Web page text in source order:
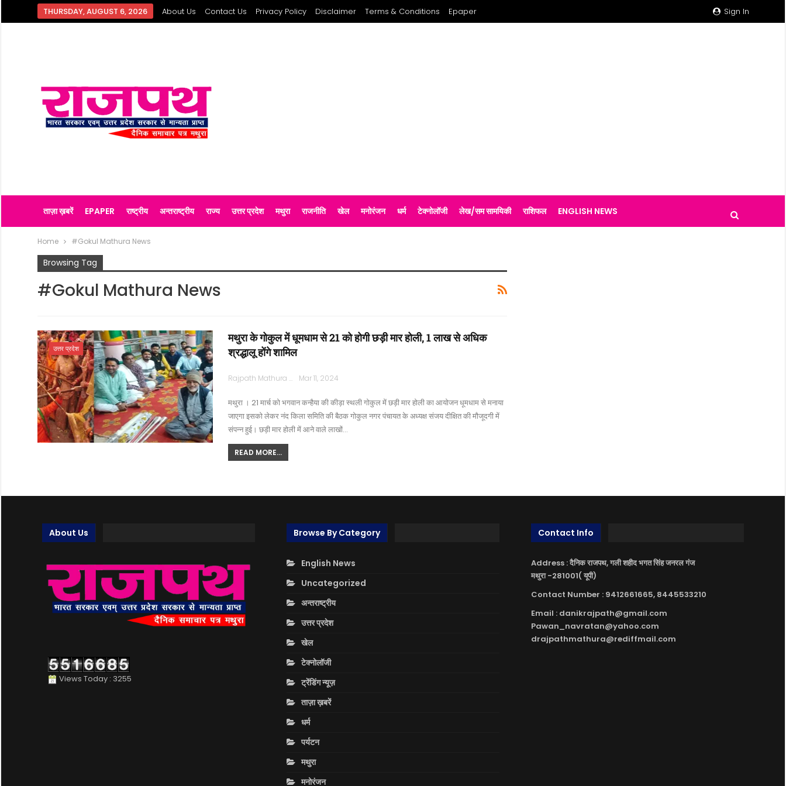
Sign In
THURSDAY, AUGUST 6, 2026 About Us Contact Us Privacy Policy Disclaimer Terms & Conditions Epaper
ताज़ा ख़बरें EPAPER राष्ट्रीय अन्तराष्ट्रीय राज्य उत्तर प्रदेश मथुरा राजनीति खेल मनोरंजन धर्म टेक्नोलॉजी लेख/सम सामयिकी राशिफल ENGLISH NEWS
Home #Gokul Mathura News
Browsing Tag
#Gokul Mathura News
उत्तर प्रदेश
मथुरा के गोकुल में धूमधाम से 21 को होगी छड़ी मार होली, 1 लाख से अधिक
श्रद्धालू होंगे शामिल
Rajpath Mathura Mar 11, 2024
मथुरा । 21 मार्च को भगवान कन्हैया की कीड़ा स्थली गोकुल में छड़ी मार होली का आयोजन धूमधाम से मनाया
जाएगा इसको लेकर नंद किला समिति की बैठक गोकुल नगर पंचायत के अध्यक्ष संजय दीक्षित की मौजूदगी में
संपन्न हुई। छड़ी मार होली में आने वाले लाखों…
READ MORE...
About Us
Views Today : 3255
Browse By Category
English News
Uncategorized
अन्तराष्ट्रीय
उत्तर प्रदेश
खेल
टेक्नोलॉजी
ट्रेंडिंग न्यूज़
ताज़ा ख़बरें
धर्म
पर्यटन
मथुरा
मनोरंजन
Contact Info
Address : दैनिक राजपथ, गली शहीद भगत सिंह जनरल गंज
मथुरा -281001( यूपी)
Contact Number : 9412661665, 8445533210
Email : danikrajpath@gmail.com
Pawan_navratan@yahoo.com
drajpathmathura@rediffmail.com